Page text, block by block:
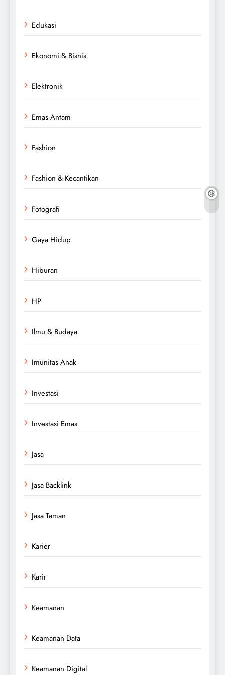
Edukasi
Ekonomi & Bisnis
Elektronik
Emas Antam
Fashion
Fashion & Kecantikan
Fotografi
Gaya Hidup
Hiburan
HP
Ilmu & Budaya
Imunitas Anak
Investasi
Investasi Emas
Jasa
Jasa Backlink
Jasa Taman
Karier
Karir
Keamanan
Keamanan Data
Keamanan Digital